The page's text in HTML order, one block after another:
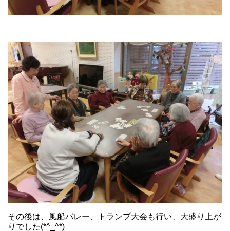
その後は、風船バレー、トランプ大会も行い、大盛り上が
りでした(*^_^*)